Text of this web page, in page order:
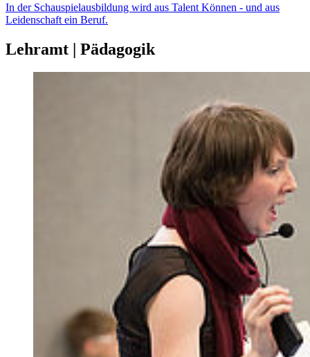
In der Schauspielausbildung wird aus Talent Können - und aus
Leidenschaft ein Beruf.
Lehramt | Pädagogik